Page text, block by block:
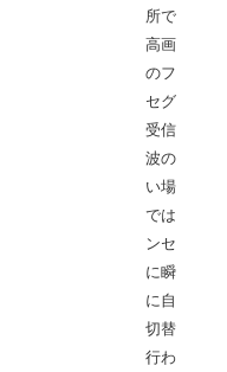
所では
高画質
のフル
セグ、
受信電
波の弱
い場所
ではワ
ンセグ
に瞬時
に自動
切替が
行われ